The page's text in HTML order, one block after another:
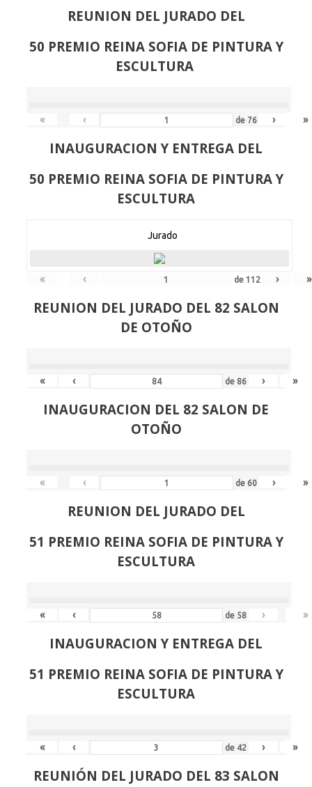
REUNION DEL JURADO DEL
50 PREMIO REINA SOFIA DE PINTURA Y
ESCULTURA
« ‹ de 76 › »
INAUGURACION Y ENTREGA DEL
50 PREMIO REINA SOFIA DE PINTURA Y
ESCULTURA
Jurado
« ‹ de112 › »
REUNION DEL JURADO DEL 82 SALON
DE OTOÑO
« ‹ de 86 › »
INAUGURACION DEL 82 SALON DE
OTOÑO
« ‹ de 60 › »
REUNION DEL JURADO DEL
51 PREMIO REINA SOFIA DE PINTURA Y
ESCULTURA
« ‹ de 58 › »
INAUGURACION Y ENTREGA DEL
51 PREMIO REINA SOFIA DE PINTURA Y
ESCULTURA
« ‹ de 42 › »
REUNIÓN DEL JURADO DEL 83 SALON